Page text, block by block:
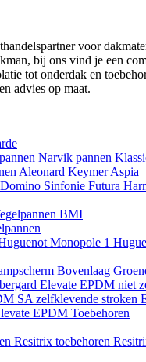
voor
bij ons vind je een
tot onderdak en
advies op maat.
Narvik pannen
Aleonard KeymerAspia
Domino Sinfonie Futura
BMI
Monopole 1
Bovenlaag
Elevate EPDM niet
SA zelfklevende stroken
EPDM Toebehoren
Resitrix toebehoren